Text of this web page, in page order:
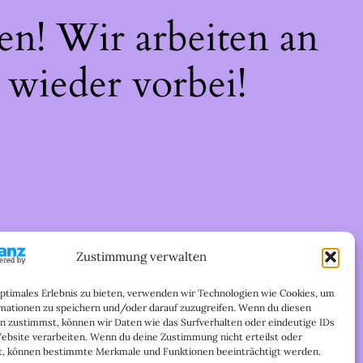
Zustimmung verwalten
Erlebnis zu bieten, verwenden wir Technologien wie Cookies, um
zu speichern und/oder darauf zuzugreifen. Wenn du diesen
zustimmst, können wir Daten wie das Surfverhalten oder eindeutige IDs
verarbeiten. Wenn du deine Zustimmung nicht erteilst oder
können bestimmte Merkmale und Funktionen beeinträchtigt werden.
Wir arbeiten an
vorbei!